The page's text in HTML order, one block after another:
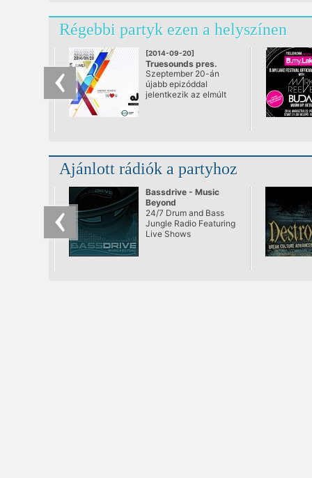
Régebbi partyk ezen a helyszínen
[2014-09-20]
Truesounds pres.
LAKE PEOPLE & ALEX
NIGGEMANN
@ Akvárium Klub
Szeptember 20-án
újabb epizóddal
jelentkezik az elmúlt
az eddigiek során is
mindig nagy
odafigyeléssel
választották ki a TS
bulik vendégfellépőit,
de a mostani partin
még az eddig
megszokottaknál is
Ajánlott rádiók a partyhoz
Bassdrive - Music
Beyond
24/7 Drum and Bass
Jungle Radio Featuring
Live Shows